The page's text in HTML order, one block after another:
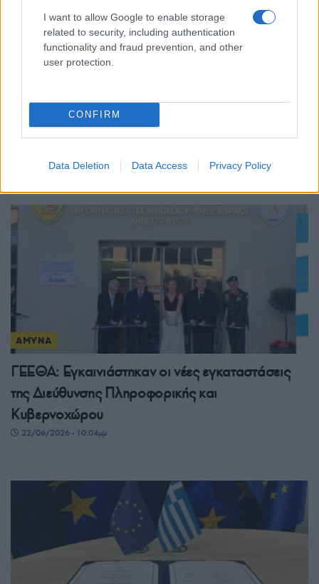
I want to allow Google to enable storage
related to security, including authentication
functionality and fraud prevention, and other
user protection.
CONFIRM
Data Deletion Data Access Privacy Policy
Αίγυπτος: Η Πολεμική Αεροπορία αποκατέστησε
το Μνημείο των Ελλήνων Πολεμιστών στο Κάιρο
ΑΜΥΝΑ
ΓΕΕΘΑ: Εγκαινιάστηκαν οι νέες εγκαταστάσεις
της Διεύθυνσης Πληροφορικής και
Κυβερνοχώρου
22/06/2026 - 10:04μμ